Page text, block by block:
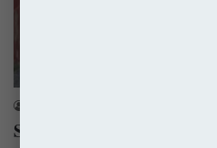
Sighisoara –